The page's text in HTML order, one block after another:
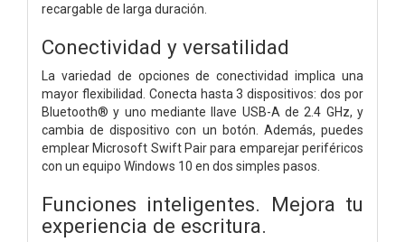
recargable de larga duración.
Conectividad y versatilidad
La variedad de opciones de conectividad implica una
mayor flexibilidad. Conecta hasta 3 dispositivos: dos por
Bluetooth® y uno mediante llave USB-A de 2.4 GHz, y
cambia de dispositivo con un botón. Además, puedes
emplear Microsoft Swift Pair para emparejar periféricos
con un equipo Windows 10 en dos simples pasos.
Funciones inteligentes. Mejora tu
experiencia de escritura.